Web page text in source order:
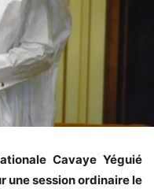
Cavaye Yéguié
une session ordinaire le